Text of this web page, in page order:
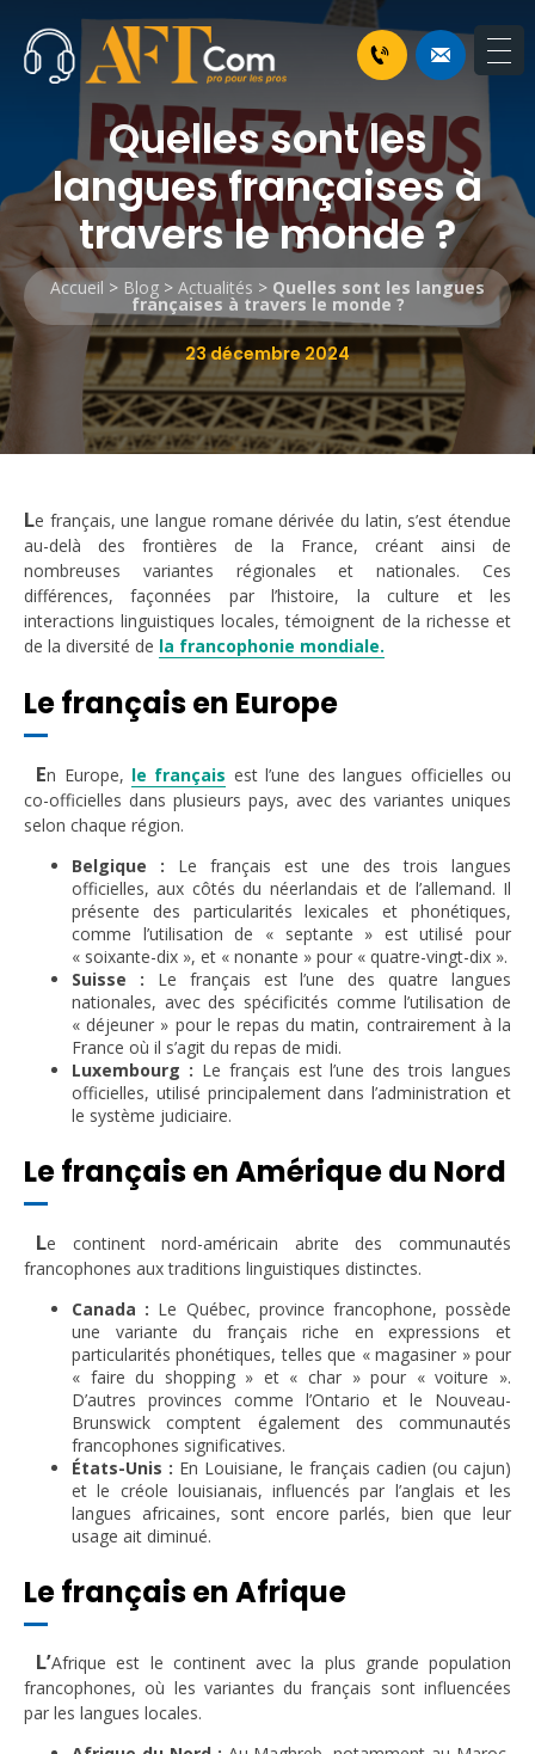
Quelles sont les
langues françaises à
travers le monde ?
Accueil > Blog > Actualités > Quelles sont les langues
françaises à travers le monde ?
23 décembre 2024
Le français, une langue romane dérivée du latin, s’est étendue
au-delà des frontières de la France, créant ainsi de
nombreuses variantes régionales et nationales. Ces
différences, façonnées par l’histoire, la culture et les
interactions linguistiques locales, témoignent de la richesse et
de la diversité de la francophonie mondiale.
Le français en Europe
En Europe, le français est l’une des langues officielles ou
co-officielles dans plusieurs pays, avec des variantes uniques
selon chaque région.
Belgique : Le français est une des trois langues
officielles, aux côtés du néerlandais et de l’allemand. Il
présente des particularités lexicales et phonétiques,
comme l’utilisation de « septante » est utilisé pour
« soixante-dix », et « nonante » pour « quatre-vingt-dix ».
Suisse : Le français est l’une des quatre langues
nationales, avec des spécificités comme l’utilisation de
« déjeuner » pour le repas du matin, contrairement à la
France où il s’agit du repas de midi.
Luxembourg : Le français est l’une des trois langues
officielles, utilisé principalement dans l’administration et
le système judiciaire.
Le français en Amérique du Nord
Le continent nord-américain abrite des communautés
francophones aux traditions linguistiques distinctes.
Canada : Le Québec, province francophone, possède
une variante du français riche en expressions et
particularités phonétiques, telles que « magasiner » pour
« faire du shopping » et « char » pour « voiture ».
D’autres provinces comme l’Ontario et le Nouveau-
Brunswick comptent également des communautés
francophones significatives.
États-Unis : En Louisiane, le français cadien (ou cajun)
et le créole louisianais, influencés par l’anglais et les
langues africaines, sont encore parlés, bien que leur
usage ait diminué.
Le français en Afrique
L’Afrique est le continent avec la plus grande population
francophones, où les variantes du français sont influencées
par les langues locales.